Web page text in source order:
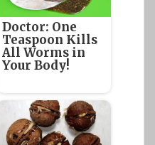
Doctor: One
Teaspoon Kills
All Worms in
Your Body!